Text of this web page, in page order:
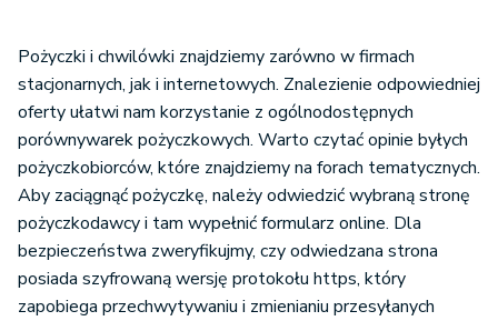
Pożyczki i chwilówki znajdziemy zarówno w firmach
stacjonarnych, jak i internetowych. Znalezienie odpowiedniej
oferty ułatwi nam korzystanie z ogólnodostępnych
porównywarek pożyczkowych. Warto czytać opinie byłych
pożyczkobiorców, które znajdziemy na forach tematycznych.
Aby zaciągnąć pożyczkę, należy odwiedzić wybraną stronę
pożyczkodawcy i tam wypełnić formularz online. Dla
bezpieczeństwa zweryfikujmy, czy odwiedzana strona
posiada szyfrowaną wersję protokołu https, który
zapobiega przechwytywaniu i zmienianiu przesyłanych